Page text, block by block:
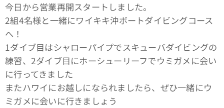
今日から営業再開スタートしました。
2組4名様と一緒にワイキキ沖ボートダイビングコース
へ！
1ダイブ目はシャローパイプでスキューバダイビングの
練習、2ダイブ目にホーシューリーフでウミガメに会い
に行ってきました🐢
またハワイにお越しになられましたら、ぜひ一緒にウ
ミガメに会いに行きましょう🤙